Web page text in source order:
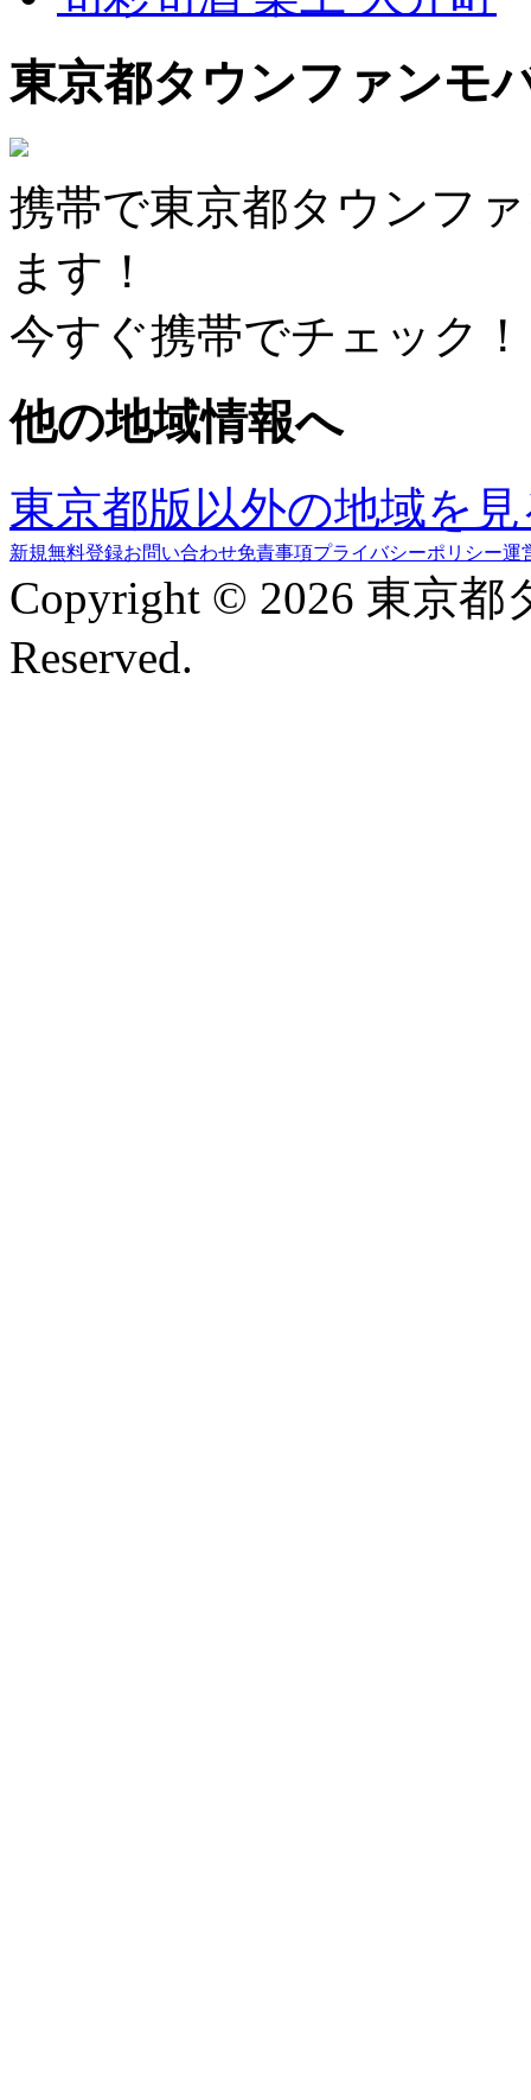
東京都タウンファンモ
携帯で東京都タウンフ
ます！
今すぐ携帯でチェック！
他の地域情報へ
東京都版以外の地域を
新規無料登録お問い合わせ免責事項プライバシーポリシー運
Copyright © 2026 東京
Reserved.